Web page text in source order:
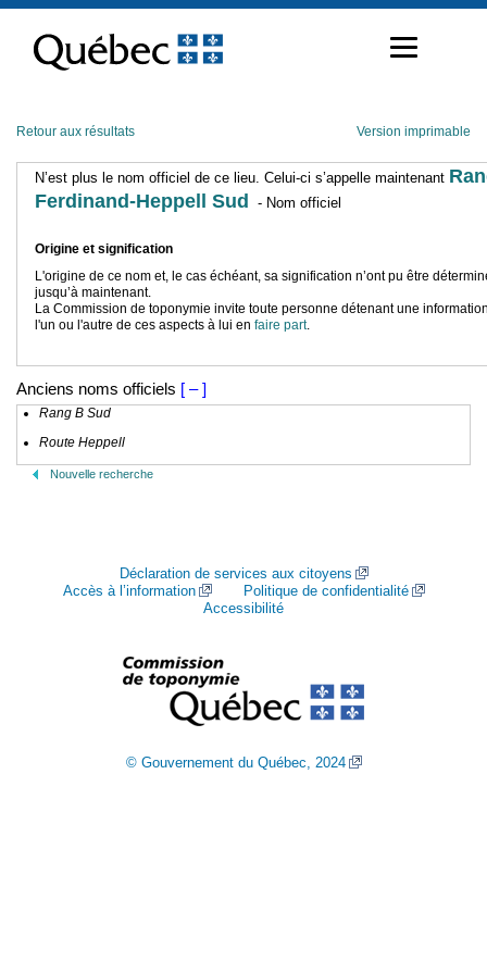
contenu
Retour aux résultats Version imprimable
N’est plus le nom officiel de ce lieu. Celui-ci s’appelle maintenant
Ferdinand-Heppell Sud
- Nom officiel
Origine et signification
L'origine de ce nom et, le cas échéant, sa signification n’ont pu être
jusqu’à maintenant.
La Commission de toponymie invite toute personne détenant une
l'un ou l'autre de ces aspects à lui en faire part.
Anciens noms officiels [ – ]
Rang B Sud
Route Heppell
Nouvelle recherche
Déclaration de services aux citoyens
Accès à l’information
Politique de confidentialité
Accessibilité
© Gouvernement du Québec, 2024